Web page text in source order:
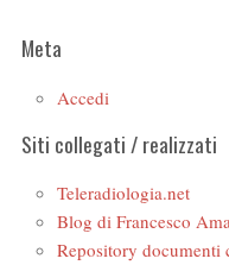
Meta
Accedi
Siti collegati / realizzati
Teleradiologia.net
Blog di Francesco
Repository